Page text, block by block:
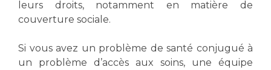
Laïcité et cultes
Les associations
Stages paramédicaux
Chercheurs
leurs droits, notamment en matière de
couverture sociale.
Si vous avez un problème de santé conjugué à
un problème d’accès aux soins, une équipe